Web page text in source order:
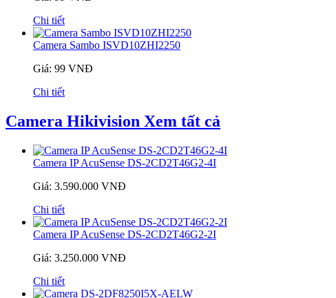
Chi tiết
Camera Sambo ISVD10ZHI2250
Giá: 99 VNĐ
Chi tiết
Camera Hikivision Xem tất cả
Camera IP AcuSense DS-2CD2T46G2-4I
Giá: 3.590.000 VNĐ
Chi tiết
Camera IP AcuSense DS-2CD2T46G2-2I
Giá: 3.250.000 VNĐ
Chi tiết